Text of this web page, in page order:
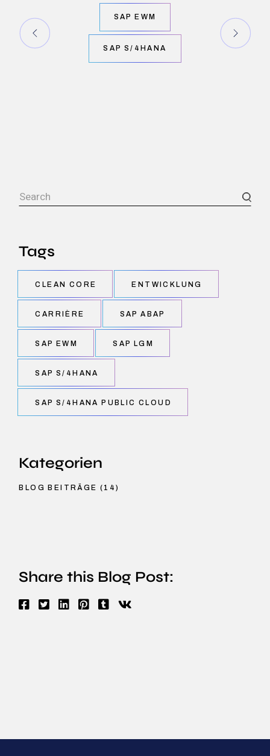
SAP EWM
SAP S/4HANA
Tags
CLEAN CORE ENTWICKLUNG
CARRIÈRE SAP ABAP
SAP EWM SAP LGM
SAP S/4HANA
SAP S/4HANA PUBLIC CLOUD
Kategorien
BLOG BEITRÄGE (14)
Share this Blog Post: